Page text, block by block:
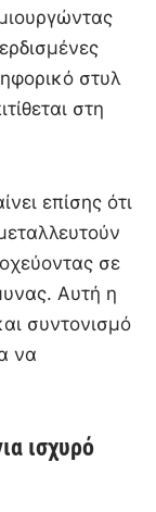
στυλ
στη
επίσης ότι
σε
Αυτή η
συντονισμό
να
ισχυρό